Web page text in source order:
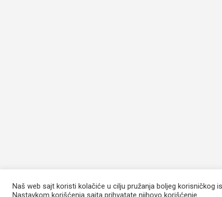
Naš web sajt koristi kolačiće u cilju pružanja boljeg korisničkog
Nastavkom korišćenja sajta prihvatate njihovo korišćenje.